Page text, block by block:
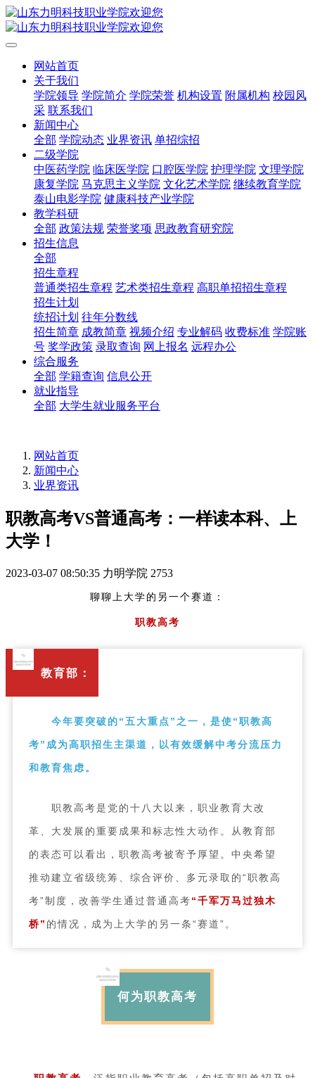
网站首页
关于我们
学院领导 学院简介 学院荣誉 机构设置 附属机构 校园风
采 联系我们
新闻中心
全部 学院动态 业界资讯 单招综招
二级学院
中医药学院 临床医学院 口腔医学院 护理学院 文理学院
康复学院 马克思主义学院 文化艺术学院 继续教育学院
泰山电影学院 健康科技产业学院
教学科研
全部 政策法规 荣誉奖项 思政教育研究院
招生信息
全部
招生章程
普通类招生章程 艺术类招生章程 高职单招招生章程
招生计划
统招计划 往年分数线
招生简章 成教简章 视频介绍 专业解码 收费标准 学院账
号 奖学政策 录取查询 网上报名 远程办公
综合服务
全部 学籍查询 信息公开
就业指导
全部 大学生就业服务平台
网站首页
新闻中心
业界资讯
职教高考VS普通高考：一样读本科、上
大学！
2023-03-07 08:50:35 力明学院 2753
聊聊上大学的另一个赛道：
职教高考
教育部：
今年要突破的“五大重点”之一，是使“职教高
考”成为高职招生主渠道，以有效缓解中考分流压力
和教育焦虑。
职教高考是党的十八大以来，职业教育大改
革、大发展的重要成果和标志性大动作。从教育部
的表态可以看出，职教高考被寄予厚望。中央希望
推动建立省级统筹、综合评价、多元录取的“职教高
考”制度，改善学生通过普通高考“千军万马过独木
桥” 的情况，成为上大学的另一条“赛道”。
何为职教高考